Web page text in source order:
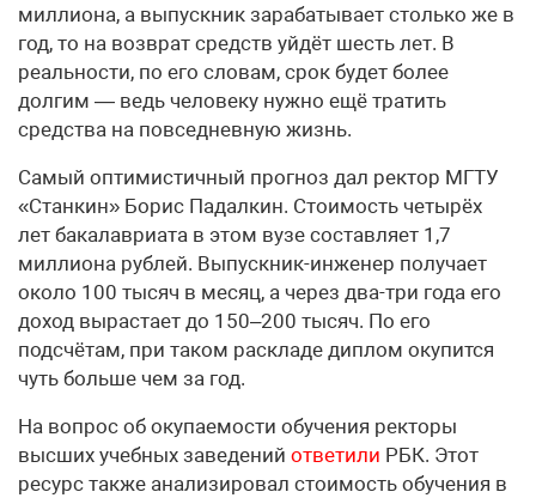
миллиона, а выпускник зарабатывает столько же в
год, то на возврат средств уйдёт шесть лет. В
реальности, по его словам, срок будет более
долгим — ведь человеку нужно ещё тратить
средства на повседневную жизнь.
Самый оптимистичный прогноз дал ректор МГТУ
«Станкин» Борис Падалкин. Стоимость четырёх
лет бакалавриата в этом вузе составляет 1,7
миллиона рублей. Выпускник-инженер получает
около 100 тысяч в месяц, а через два-три года его
доход вырастает до 150–200 тысяч. По его
подсчётам, при таком раскладе диплом окупится
чуть больше чем за год.
На вопрос об окупаемости обучения ректоры
высших учебных заведений ответили РБК. Этот
ресурс также анализировал стоимость обучения в